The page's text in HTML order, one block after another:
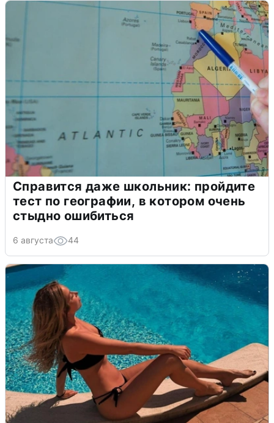
Справится даже школьник: пройдите
тест по географии, в котором очень
стыдно ошибиться
6 августа 44